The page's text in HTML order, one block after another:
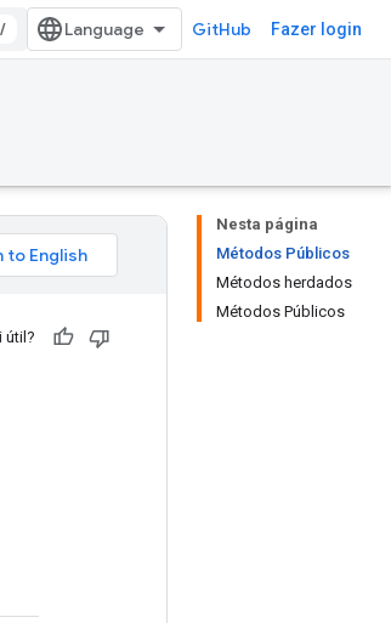
/ GitHub Fazer login
Nesta página
Métodos Públicos
Métodos herdados
Métodos Públicos
útil?